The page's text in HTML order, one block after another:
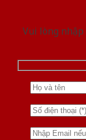
Vui lòng